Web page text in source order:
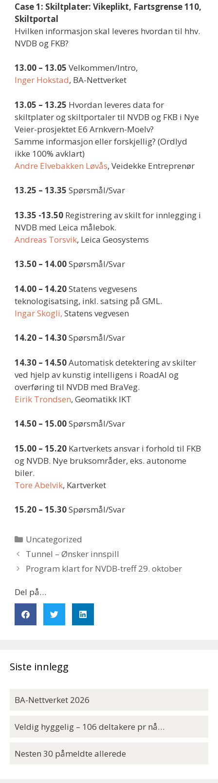
Case 1: Skiltplater: Vikeplikt, Fartsgrense 110,
Skiltportal
Hvilken informasjon skal leveres hvordan til hhv.
NVDB og FKB?
13.00 – 13.05 Velkommen/Intro,
Inger Hokstad, BA-Nettverket
13.05 – 13.25 Hvordan leveres data for
skiltplater og skiltportaler til NVDB og FKB i Nye
Veier-prosjektet E6 Arnkvern-Moelv?
Samme informasjon eller forskjellig? (Ordlyd
ikke 100% avklart)
Andre Elvebakken Løvås, Veidekke Entreprenør
13.25 – 13.35 Spørsmål/Svar
13.35 -13.50 Registrering av skilt for innlegging i
NVDB med Leica målebok.
Andreas Torsvik, Leica Geosystems
13.50 – 14.00Spørsmål/Svar
14.00 – 14.20Statens vegvesens
teknologisatsing, inkl. satsing på GML.
Ingar Skogli, Statens vegvesen
14.20 – 14.30Spørsmål/Svar
14.30 – 14.50Automatisk detektering av skilter
ved hjelp av kunstig intelligens i RoadAI og
overføring til NVDB med BraVeg.
Eirik Trondsen, Geomatikk IKT
14.50 – 15.00Spørsmål/Svar
15.00 – 15.20 Kartverkets ansvar i forhold til FKB
og NVDB. Nye bruksområder, eks. autonome
biler.
Tore Abelvik, Kartverket
15.20 – 15.30Spørsmål/Svar
Uncategorized
Tunnel – Ønsker innspill
Program klart for NVDB-treff 29. oktober
Del på…
Siste innlegg
BA-Nettverket 2026
Veldig hyggelig – 106 deltakere pr nå…
Nesten 30 påmeldte allerede